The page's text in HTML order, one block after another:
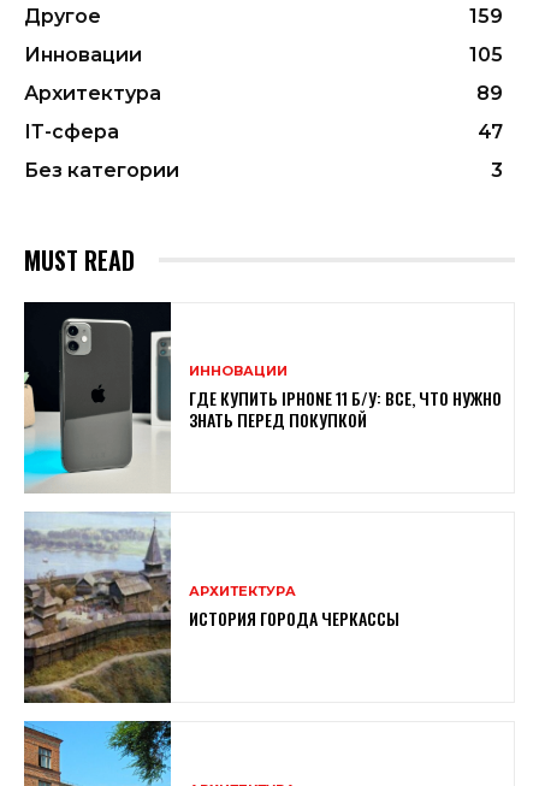
Другое
159
Инновации
105
Архитектура
89
ІТ-сфера
47
Без категории
3
MUST READ
ИННОВАЦИИ
ГДЕ КУПИТЬ IPHONE 11 Б/У: ВСЕ, ЧТО НУЖНО
ЗНАТЬ ПЕРЕД ПОКУПКОЙ
АРХИТЕКТУРА
ИСТОРИЯ ГОРОДА ЧЕРКАССЫ